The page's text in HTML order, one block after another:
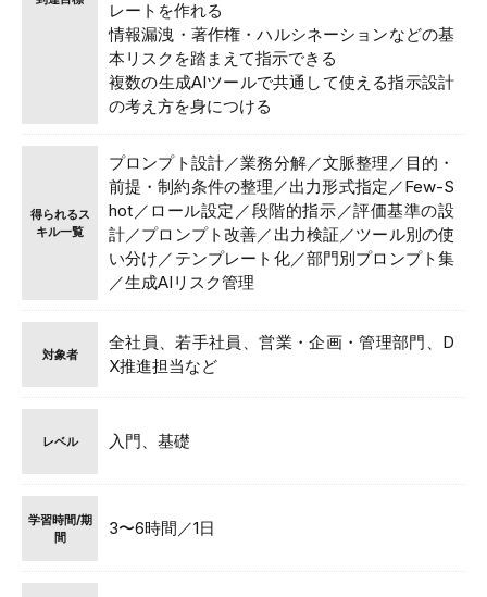
レートを作れる
情報漏洩・著作権・ハルシネーションなどの基
本リスクを踏まえて指示できる
複数の生成AIツールで共通して使える指示設計
の考え方を身につける
得られるス
キル一覧
プロンプト設計／業務分解／文脈整理／目的・
前提・制約条件の整理／出力形式指定／Few-S
hot／ロール設定／段階的指示／評価基準の設
計／プロンプト改善／出力検証／ツール別の使
い分け／テンプレート化／部門別プロンプト集
／生成AIリスク管理
対象者
全社員、若手社員、営業・企画・管理部門、D
X推進担当など
レベル 入門、基礎
学習時間/期
間
3〜6時間／1日